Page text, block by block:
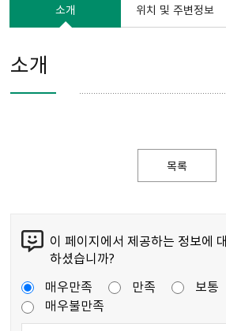
소개 위치 및 주변정보
소개
목록
이 페이지에서 제공하는 정보에
하셨습니까?
매우만족
만족 보통
매우불만족